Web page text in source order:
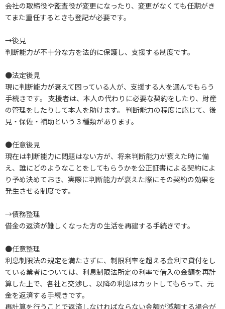
会社の取締役や監査役が変更になったり、変更がなくても任期がき
てまた重任するときも登記が必要です。
→後見
判断能力が不十分な方を法的に保護し、支援する制度です。
●法定後見
現に判断能力が衰えて困っている人が、支援する人を選んでもらう
手続きです。 支援者は、本人の代わりに必要な契約をしたり、財産
の管理をしたりして本人を助けます。 判断能力の程度に応じて、後
見・保佐・補助という３種類があります。
●任意後見
現在は判断能力に問題はない方が、将来判断能力が衰えた時に備
え、誰にどのようなことをしてもらうかを公正証書による契約によ
り予め決めておき、実際に判断能力が衰えた際にその契約の効果を
発生させる制度です。
→債務整理
借金の返済が難しくなった方の生活を再建する手続きです。
●任意整理
利息制限法の規定を満たさずに、制限利率を超える金利で貸付をし
ている業者については、利息制限法所定の利率で借入の金額を再計
算した上で、各社と交渉し、以降の利息はカットしてもらって、元
金を返済する手続きです。
再計算を行うことで返済しなければならない金額が減額する場合が